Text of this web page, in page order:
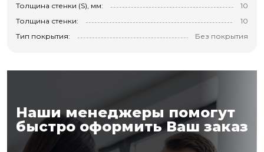
Толщина стенки (S), мм:
10
Толщина стенки:
10
Тип покрытия:
Без покрытия
Наши менеджеры помогут
быстро оформить Ваш заказ